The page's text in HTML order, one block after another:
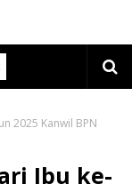
2025 Kanwil BPN
Ibu ke-